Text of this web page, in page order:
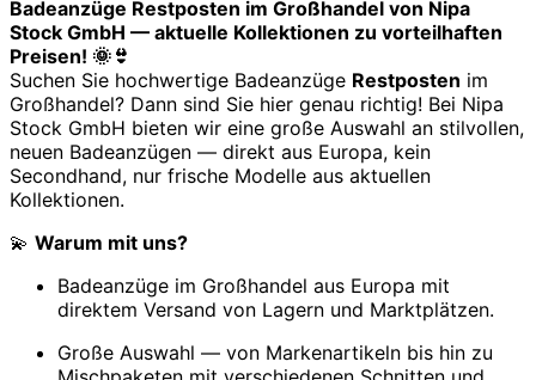
Badeanzüge Restposten im Großhandel von Nipa
Stock GmbH — aktuelle Kollektionen zu vorteilhaften
Preisen! 🌞👙
Suchen Sie hochwertige Badeanzüge Restposten im
Großhandel? Dann sind Sie hier genau richtig! Bei Nipa
Stock GmbH bieten wir eine große Auswahl an stilvollen,
neuen Badeanzügen — direkt aus Europa, kein
Secondhand, nur frische Modelle aus aktuellen
Kollektionen.
💫 Warum mit uns?
Badeanzüge im Großhandel aus Europa mit
direktem Versand von Lagern und Marktplätzen.
Große Auswahl — von Markenartikeln bis hin zu